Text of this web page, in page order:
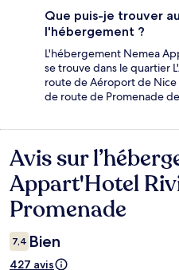
Que puis-je trouver
l'hébergement ?
L'hébergement Nemea
se trouve dans le quartier
route de Aéroport de Nice
de route de Promenade
Avis
Avis sur
Appart'Hotel
Promenade
7,4 Bien
427 avis